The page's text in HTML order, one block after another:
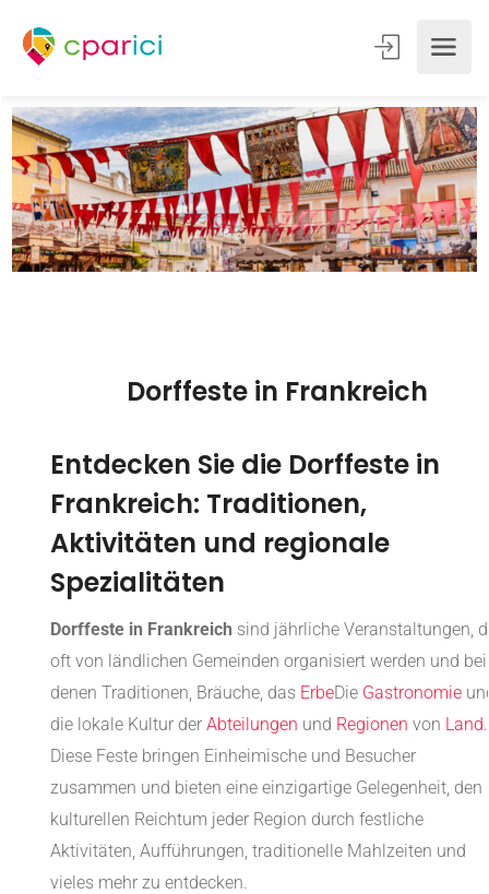
Dorffeste in Frankreich
Entdecken Sie die Dorffeste in
Frankreich: Traditionen,
Aktivitäten und regionale
Spezialitäten
Dorffeste in Frankreich sind jährliche Veranstaltungen,
oft von ländlichen Gemeinden organisiert werden und bei
denen Traditionen, Bräuche, das ErbeDie Gastronomie
die lokale Kultur der Abteilungen und Regionen von Land
Diese Feste bringen Einheimische und Besucher
zusammen und bieten eine einzigartige Gelegenheit, den
kulturellen Reichtum jeder Region durch festliche
Aktivitäten, Aufführungen, traditionelle Mahlzeiten und
vieles mehr zu entdecken.